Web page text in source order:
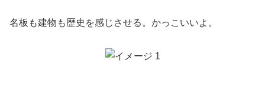
名板も建物も歴史を感じさせる。かっこいいよ。